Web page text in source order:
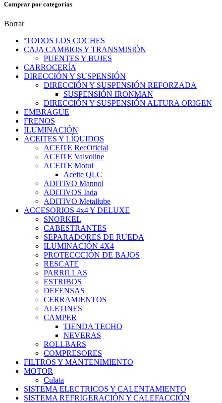
Comprar por categorías
Borrar
ºTODOS LOS COCHES
CAJA CAMBIOS Y TRANSMISIÓN
PUENTES Y BUJES
CARROCERÍA
DIRECCIÓN Y SUSPENSIÓN
DIRECCIÓN Y SUSPENSIÓN REFORZADA
SUSPENSIÓN IRONMAN
DIRECCIÓN Y SUSPENSIÓN ALTURA ORIGEN
EMBRAGUE
FRENOS
ILUMINACIÓN
ACEITES Y LÍQUIDOS
ACEITE RecOficial
ACEITE Valvoline
ACEITE Motul
Aceite QLC
ADITIVO Mannol
ADITIVOS Iada
ADITIVO Metallube
ACCESORIOS 4x4 Y DELUXE
SNORKEL
CABESTRANTES
SEPARADORES DE RUEDA
ILUMINACIÓN 4X4
PROTECCCIÓN DE BAJOS
RESCATE
PARRILLAS
ESTRIBOS
DEFENSAS
CERRAMIENTOS
ALETINES
CAMPER
TIENDA TECHO
NEVERAS
ROLLBARS
COMPRESORES
FILTROS Y MANTENIMIENTO
MOTOR
Culata
SISTEMA ELECTRICOS Y CALENTAMIENTO
SISTEMA REFRIGERACIÓN Y CALEFACCIÓN